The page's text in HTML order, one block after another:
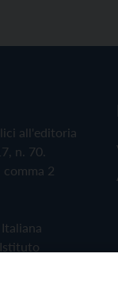
all'editoria
n. 70.
comma 2